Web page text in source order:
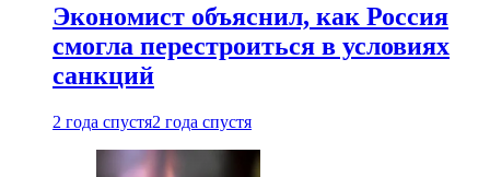
Экономист объяснил, как Россия
смогла перестроиться в условиях
санкций
2 года спустя2 года спустя